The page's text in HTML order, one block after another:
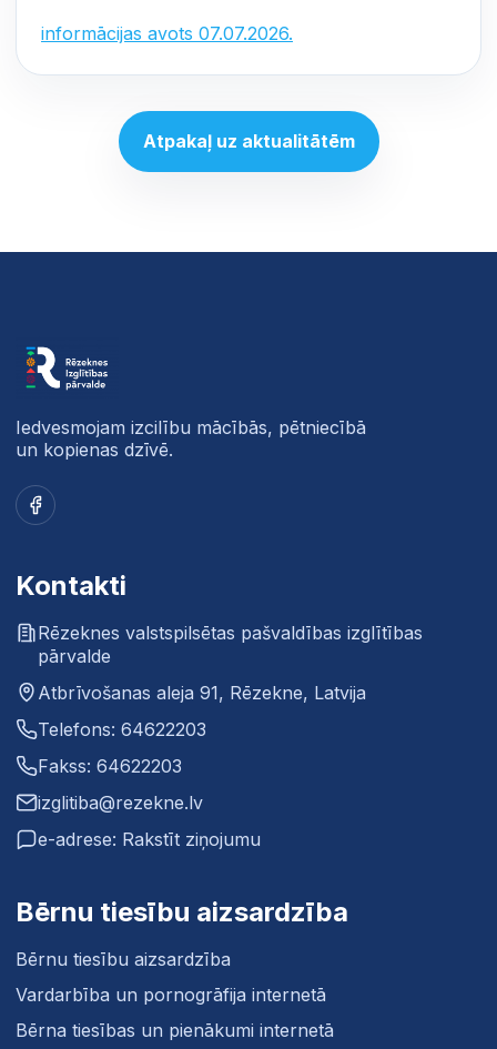
informācijas avots 07.07.2026.
Atpakaļ uz aktualitātēm
Iedvesmojam izcilību mācībās, pētniecībā
un kopienas dzīvē.
Facebook
Kontakti
Rēzeknes valstspilsētas pašvaldības izglītības
pārvalde
Atbrīvošanas aleja 91, Rēzekne, Latvija
Telefons: 64622203
Fakss: 64622203
izglitiba@rezekne.lv
e-adrese: Rakstīt ziņojumu
Bērnu tiesību aizsardzība
Bērnu tiesību aizsardzība
Vardarbība un pornogrāfija internetā
Bērna tiesības un pienākumi internetā